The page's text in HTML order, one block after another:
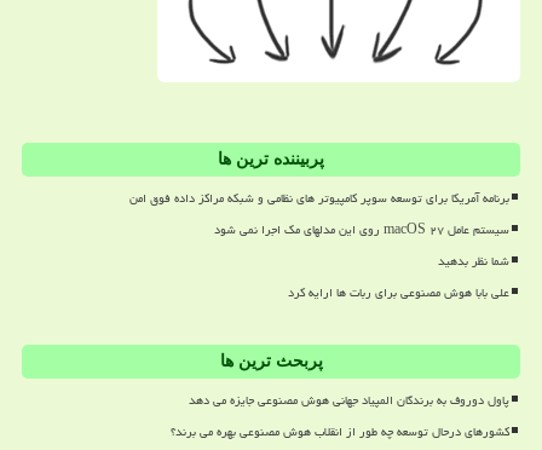
پربیننده ترین ها
برنامه آمریکا برای توسعه سوپر کامپیوتر های نظامی و شبکه مراکز داده فوق امن
سیستم عامل macOS ۲۷ روی این مدلهای مک اجرا نمی شود
شما نظر بدهید
علی بابا هوش مصنوعی برای ربات ها ارایه کرد
پربحث ترین ها
پاول دوروف به برندگان المپیاد جهانی هوش مصنوعی جایزه می دهد
کشورهای درحال توسعه چه طور از انقلاب هوش مصنوعی بهره می برند؟